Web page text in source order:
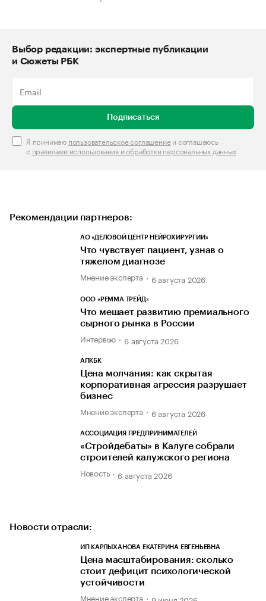
Выбор редакции: экспертные публикации
и Сюжеты РБК
Подписаться
Я принимаю пользовательское соглашениеи соглашаюсь
с правилами использования и обработки персональных данных.
Рекомендации партнеров:
АО «ДЕЛОВОЙ ЦЕНТР НЕЙРОХИРУРГИИ»
Что чувствует пациент, узнав о
тяжелом диагнозе
Мнение эксперта 6 августа 2026
ООО «РЕММА ТРЕЙД»
Что мешает развитию премиального
сырного рынка в России
Интервью 6 августа 2026
АПКБК
Цена молчания: как скрытая
корпоративная агрессия разрушает
бизнес
Мнение эксперта 6 августа 2026
АССОЦИАЦИЯ ПРЕДПРИНИМАТЕЛЕЙ
«Стройдебаты» в Калуге собрали
строителей калужского региона
Новость 6 августа 2026
Новости отрасли:
ИП КАРЛЫХАНОВА ЕКАТЕРИНА ЕВГЕНЬЕВНА
Цена масштабирования: сколько
стоит дефицит психологической
устойчивости
Мнение эксперта